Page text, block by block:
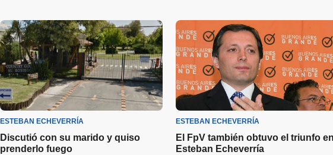
ESTEBAN ECHEVERRÍA
Discutió con su marido y quiso
prenderlo fuego
ESTEBAN ECHEVERRÍA
El FpV también obtuvo el triunfo en
Esteban Echeverría